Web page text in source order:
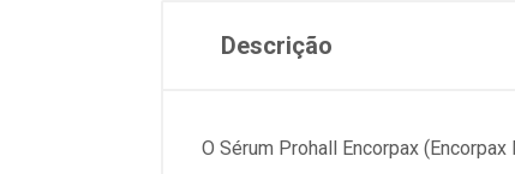
Descrição
O Sérum Prohall Encorpax